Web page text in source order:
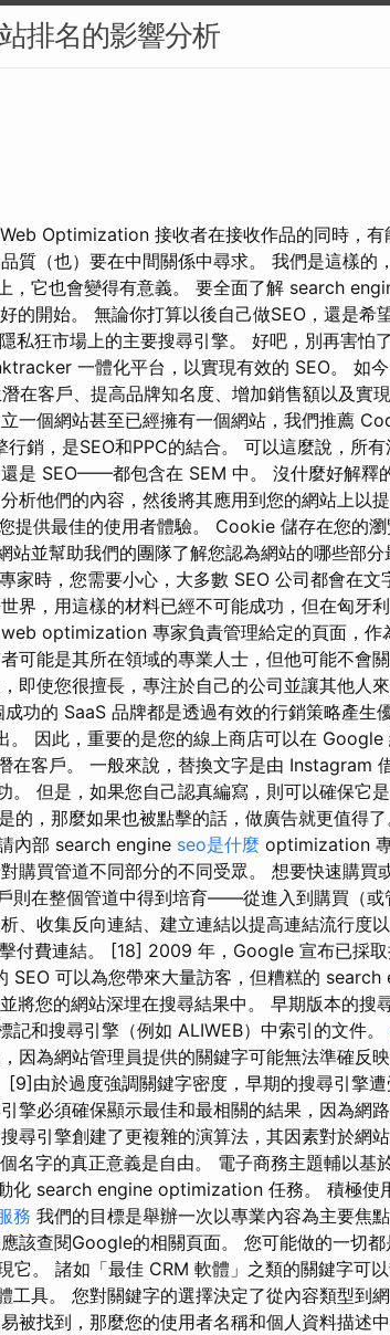
排名的影響分析
Optimization 接收者在接收作品的同時，有
質（也）要在中間關係中尋求。 我們是這樣的
，它也會變得有意義。 要全面了解 search
開始。 無論你打算以後自己做SEO，還是希
私狂市場上的主要搜尋引擎。 好吧，別再害怕
一體化平台，以實現有效的 SEO。 如
在客戶、提高品牌知名度、增加銷售額以及實
一個網站甚至已經擁有一個網站，我們推薦
銷，是SEO和PPC的結合。 可以這麼說，所
是 SEO——都包含在 SEM 中。 沒什麼好解釋
析他們的內容，然後將其應用到您的網站上以
提供最佳的使用者體驗。 Cookie 儲存在您的
站並幫助我們的團隊了解您認為網站的哪些部
時，您需要小心，大多數 SEO 公司都會在文
界，用這樣的材料已經不可能成功，但在匈牙
optimization 專家負責管理給定的頁面，作
可能是其所在領域的專業人士，但他可能不會
即使您很擅長，專注於自己的公司並讓其他人
功的 SaaS 品牌都是透過有效的行銷策略產生
因此，重要的是您的線上商店可以在 Google
在客戶。 一般來說，替換文字是由 Instagram
。 但是，如果您自己認真編寫，則可以確保它
的，那麼如果也被點擊的話，做廣告就更值得
內部 search engine seo是什麼 optimization
購買管道不同部分的不同受眾。 想要快速購買
則在整個管道中得到培育——從進入到購買（或
、收集反向連結、建立連結以提高連結流行度
付費連結。 [18] 2009 年，Google 宣布已採取
可以為您帶來大量訪客，但糟糕的 search
您的網站深埋在搜尋結果中。 早期版本的搜
和搜尋引擎（例如 ALIWEB）中索引的文件。
因為網站管理員提供的關鍵字可能無法準確反
由於過度強調關鍵字密度，早期的搜尋引擎
擎必須確保顯示最佳和最相關的結果，因為網
尋引擎創建了更複雜的演算法，其因素對於網
名字的真正意義是自由。 電子商務主題輔以基
化 search engine optimization 任務。 積極使
務 我們的目標是舉辦一次以專業內容為主要焦
該查閱Google的相關頁面。 您可能做的一切都
它。 諸如「最佳 CRM 軟體」之類的關鍵字可
工具。 您對關鍵字的選擇決定了從內容類型到
被找到，那麼您的使用者名稱和個人資料描述